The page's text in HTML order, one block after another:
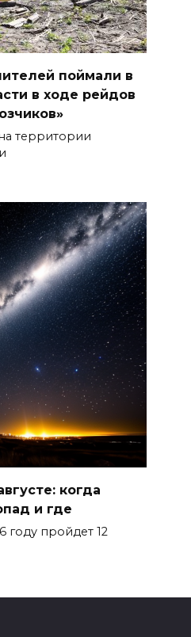
поймали в
в ходе рейдов
территории
когда
и где
году пройдет 12